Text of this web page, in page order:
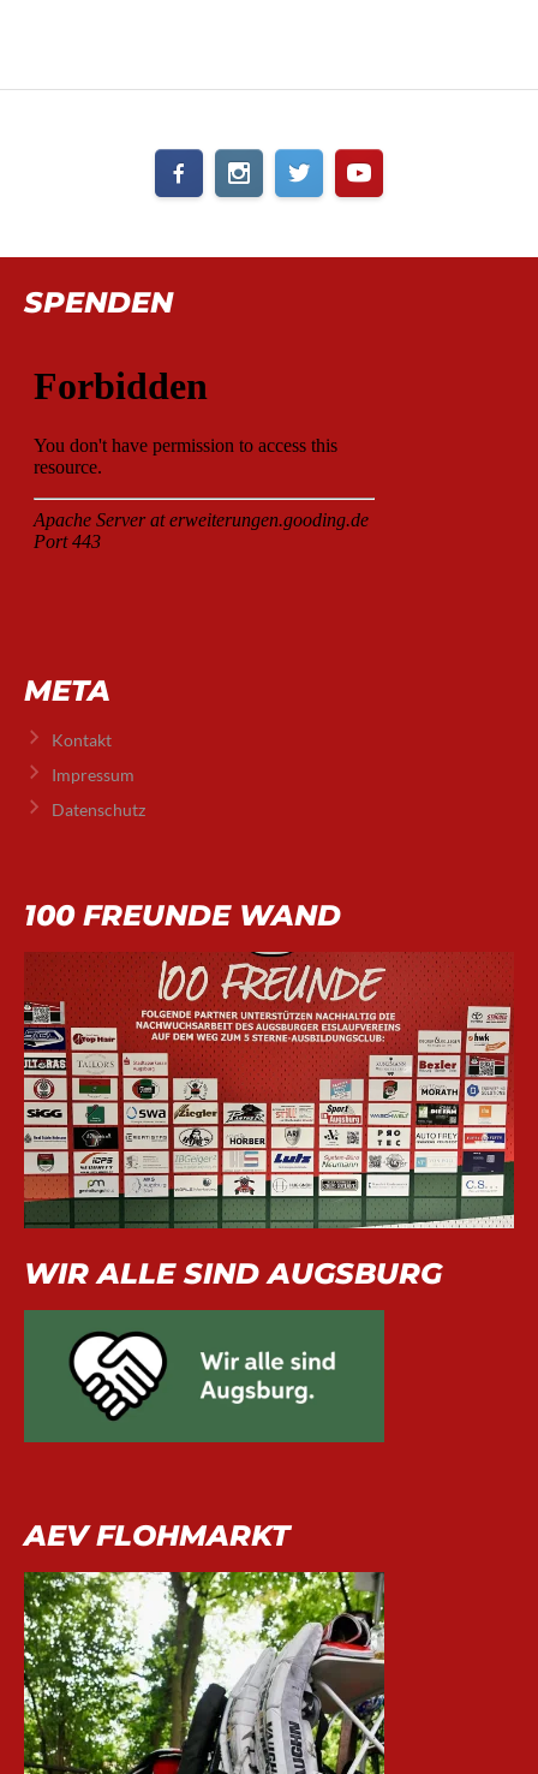
SPENDEN
META
Kontakt
Impressum
Datenschutz
100 FREUNDE WAND
WIR ALLE SIND AUGSBURG
AEV FLOHMARKT